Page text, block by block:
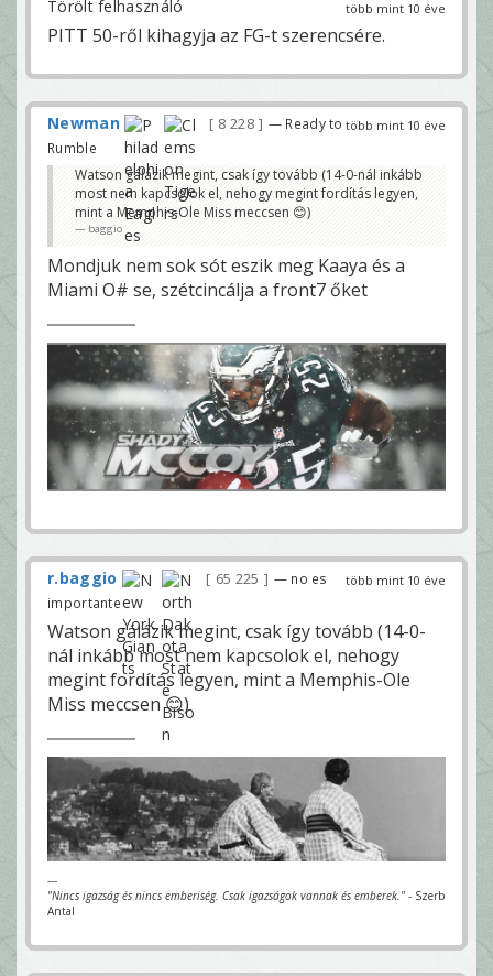
több mint 10 éve
Törölt felhasználó
PITT 50-ről kihagyja az FG-t szerencsére.
több mint 10 éve
Newman 8 228
— Ready to
Rumble
Watson gálázik megint, csak így tovább (14-0-nál inkább
most nem kapcsolok el, nehogy megint fordítás legyen,
mint a Memphis-Ole Miss meccsen 😊)
baggio
Mondjuk nem sok sót eszik meg Kaaya és a
Miami O# se, szétcincálja a front7 őket
több mint 10 éve
r.baggio 65 225
— no es
importante
Watson gálázik megint, csak így tovább (14-0-
nál inkább most nem kapcsolok el, nehogy
megint fordítás legyen, mint a Memphis-Ole
Miss meccsen 😊)
---
"Nincs igazság és nincs emberiség. Csak igazságok vannak és emberek." - Szerb
Antal